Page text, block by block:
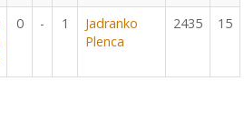
0 - 1
Jadranko
Plenca
2435 15